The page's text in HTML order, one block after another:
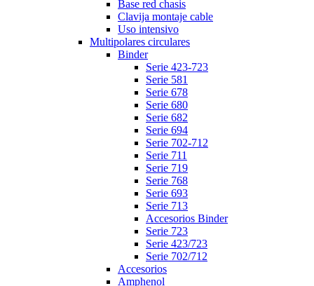
Base red chasis
Clavija montaje cable
Uso intensivo
Multipolares circulares
Binder
Serie 423-723
Serie 581
Serie 678
Serie 680
Serie 682
Serie 694
Serie 702-712
Serie 711
Serie 719
Serie 768
Serie 693
Serie 713
Accesorios Binder
Serie 723
Serie 423/723
Serie 702/712
Accesorios
Amphenol